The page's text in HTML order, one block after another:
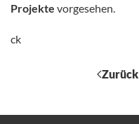
Projekte vorgesehen.
ck
Zurück